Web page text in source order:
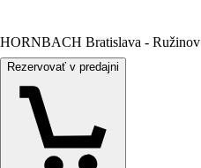
HORNBACH Bratislava - Ružinov
Rezervovať v predajni